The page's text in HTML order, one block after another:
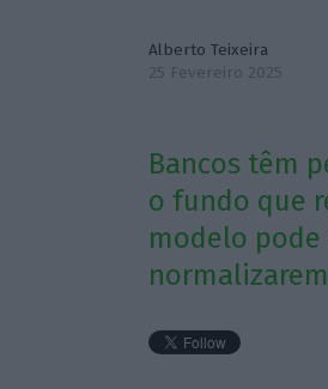
Alberto Teixeira
25 Fevereiro 2025
Bancos têm
o fundo que
modelo pode